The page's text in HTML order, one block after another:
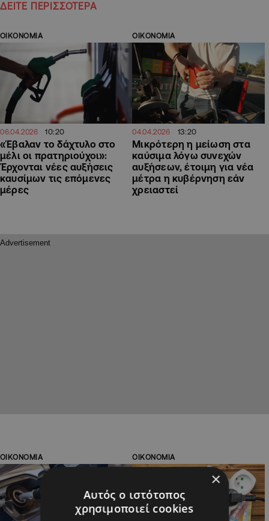
ΔΕΙΤΕ ΠΕΡΙΣΣΟΤΕΡΑ
ΟΙΚΟΝΟΜΙΑ
06.04.2026 10:20
«Έβαλαν το δάχτυλο στο
μέλι οι πρατηριούχοι»:
Έρχονται νέες αυξήσεις
καυσίμων τις επόμενες
μέρες
ΟΙΚΟΝΟΜΙΑ
04.04.2026 13:20
Μικρότερη η μείωση στα
καύσιμα λόγω συνεχών
αυξήσεων, έτοιμη για νέα
μέτρα η κυβέρνηση εάν
χρειαστεί
ΟΙΚΟΝΟΜΙΑ ΟΙΚΟΝΟΜΙΑ
×
Αυτός ο ιστότοπος
χρησιμοποιεί cookies